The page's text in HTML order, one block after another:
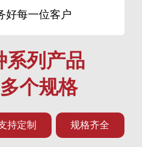
好每一位客户
系列产品
个规格
持定制 规格齐全